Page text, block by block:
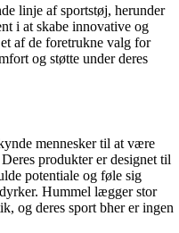
linje af sportstøj, herunder
i at skabe innovative og
af de foretrukne valg for
og støtte under deres
mennesker til at være
produkter er designet til
potentiale og føle sig
Hummel lægger stor
og deres sport bher er ingen